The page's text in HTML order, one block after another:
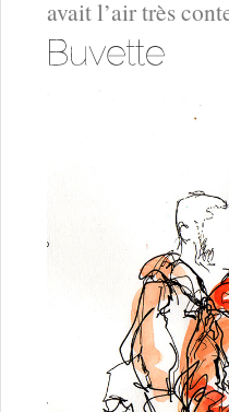
avait l’air très